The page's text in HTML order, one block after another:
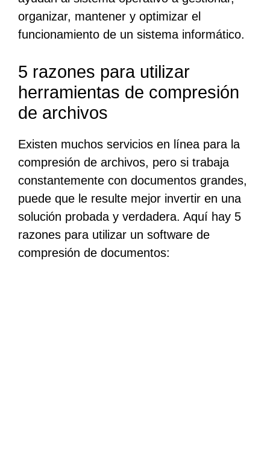
organizar, mantener y optimizar el
funcionamiento de un sistema informático.
5 razones para utilizar
herramientas de compresión
de archivos
Existen muchos servicios en línea para la
compresión de archivos, pero si trabaja
constantemente con documentos grandes,
puede que le resulte mejor invertir en una
solución probada y verdadera. Aquí hay 5
razones para utilizar un software de
compresión de documentos: